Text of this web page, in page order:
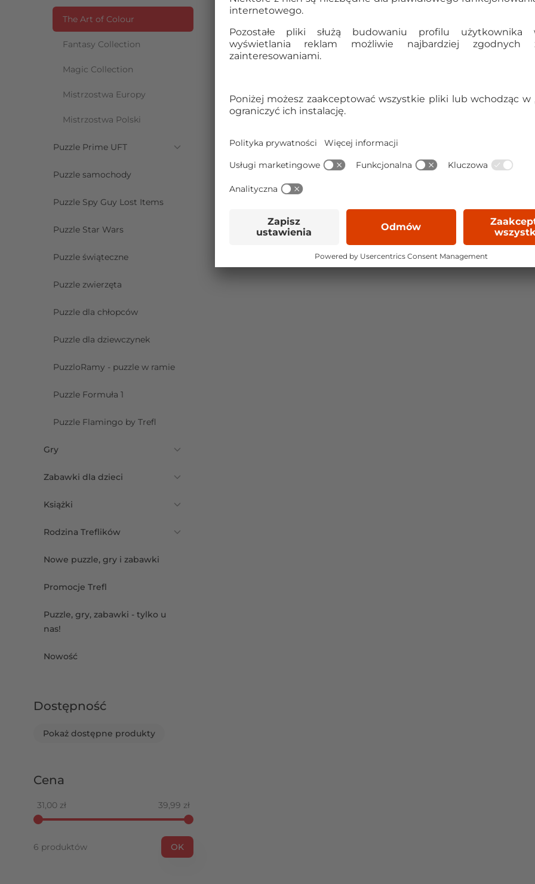
The Art of Colour
Fantasy Collection
Magic Collection
Mistrzostwa Europy
Mistrzostwa Polski
Puzzle Prime UFT
Puzzle samochody
Puzzle Spy Guy Lost Items
Puzzle Star Wars
Puzzle świąteczne
Puzzle zwierzęta
Puzzle dla chłopców
Puzzle dla dziewczynek
PuzzloRamy - puzzle w ramie
Puzzle Formuła 1
Puzzle Flamingo by Trefl
Gry
Zabawki dla dzieci
Książki
Rodzina Treflików
Nowe puzzle, gry i zabawki
Promocje Trefl
Puzzle, gry, zabawki - tylko u
nas!
Nowość
Dostępność- filtr
Pokaż dostępne produkty
Cena
Wartość minimalna
31,00 zł Wartość maksymalna
39,99 zł
6 produktów OK